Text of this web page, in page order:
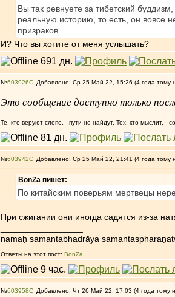
Вы так ревнуете за тибетский
реальную историю, то есть, он вовсе
призраков.
И? Что вы хотите от меня услышать?
№603926 Добавлено: Ср 25 Май 22, 15:26 (4 года тому
Это сообщение доступно только
Те, кто веруют слепо, - пути не найдут. Тех, кто мыслит,
№603942 Добавлено: Ср 25 Май 22, 21:41 (4 года тому
BonZa пишет:
По китайским поверьям мертвецы
При сжигании они иногда садятся из-за
namaḥ samantabhadrāya
Ответы на этот пост: BonZa
№603958 Добавлено: Чт 26 Май 22, 17:03 (4 года тому